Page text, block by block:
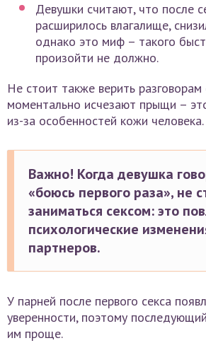
Девушки считают, что после
расширилось влагалище,
однако это миф – такого
произойти не должно.
Не стоит также верить
моментально исчезают прыщи –
из-за особенностей кожи человека.
Важно! Когда девушка
«боюсь первого раза», не
заниматься сексом: это
психологические
партнеров.
У парней после первого секса
уверенности, поэтому
им проще.